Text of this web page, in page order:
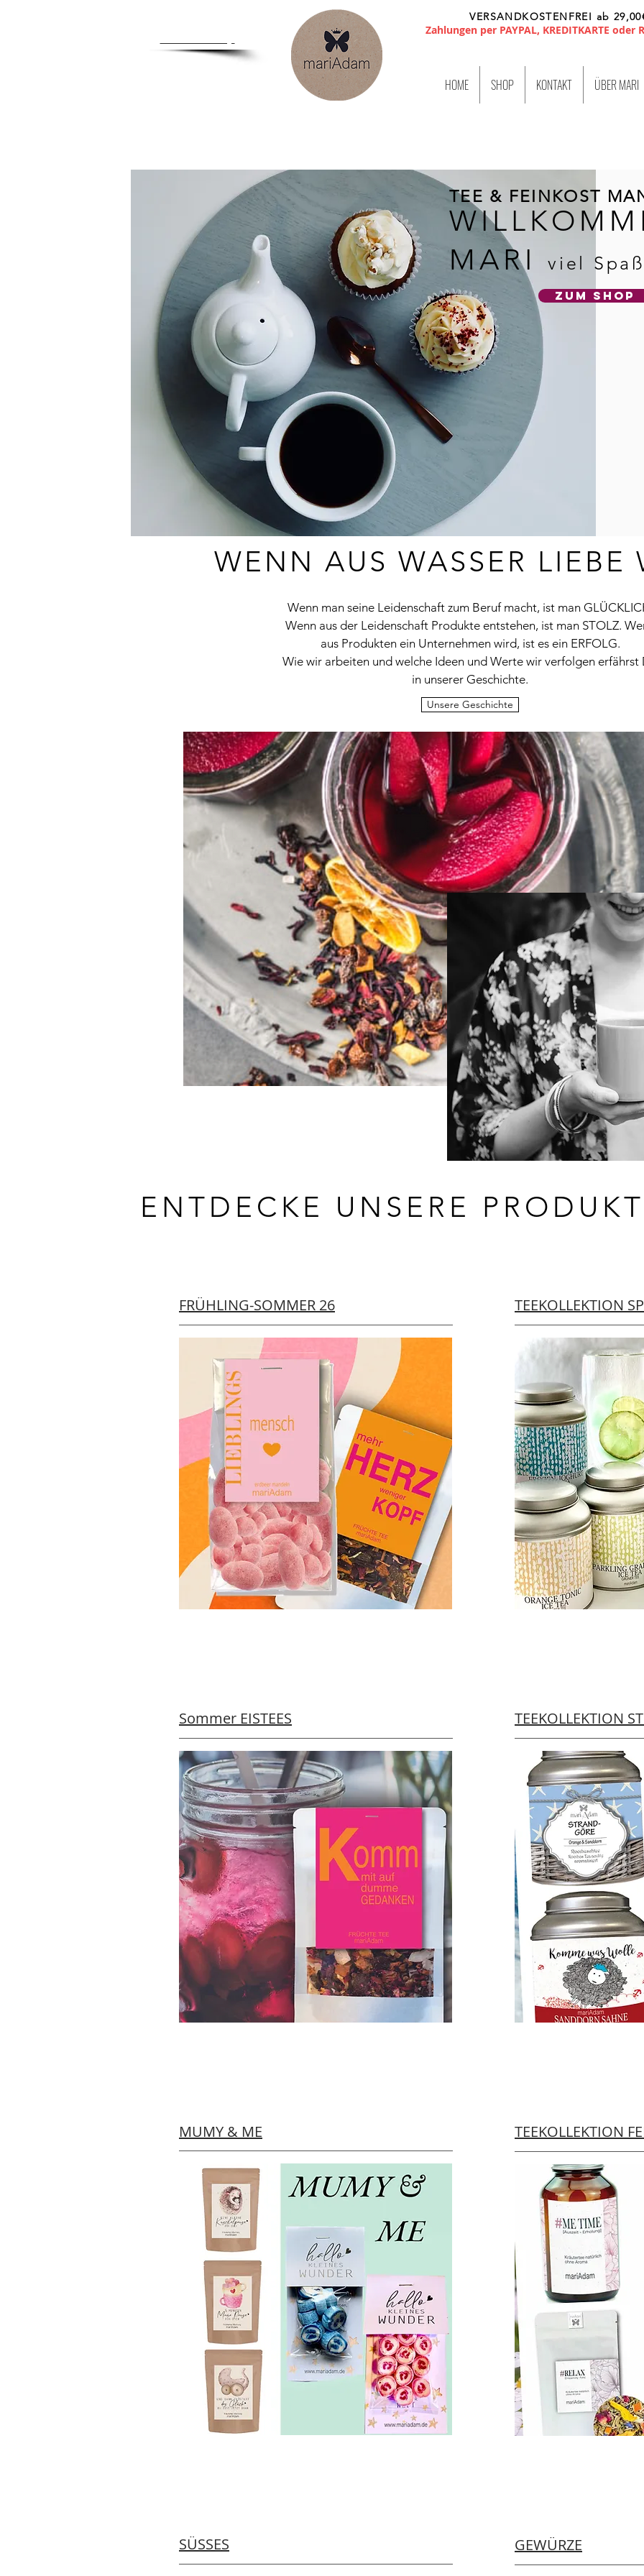
HOME SHOP KONTAKT ÜBER MARI
Händlershop
VERSANDKOSTENFREI ab
Zahlungen per PAYPAL, KREDITKARTE oder
TEE & FEINKOST
MARI
viel
ZUM SHOP
WENN AUS WASSER LIEBE
Wenn man seine Leidenschaft zum Beruf macht, ist man
Wenn aus der Leidenschaft Produkte entstehen, ist man STOLZ.
aus Produkten ein Unternehmen wird, ist es ein ERFOLG.
Wie wir arbeiten und welche Ideen und Werte wir verfolgen erfährst
in unserer Geschichte.
Unsere Geschichte
ENTDECKE UNSERE
FRÜHLING-SOMMER 26
Sommer EISTEES
MUMY & ME
SÜSSES
TEEKOLLEKTION
TEEKOLLEKTION
TEEKOLLEKTION
GEWÜRZE